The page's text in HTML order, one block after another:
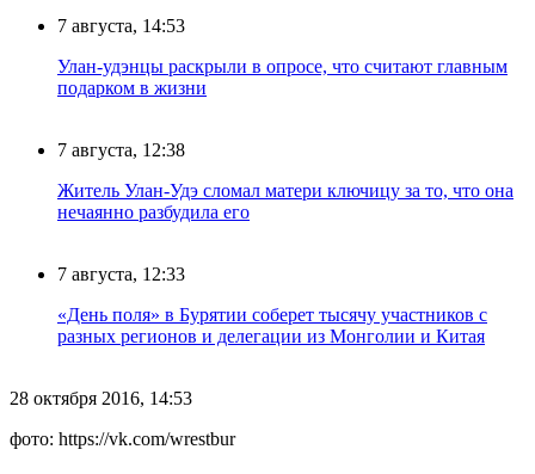
7 августа, 14:53
Улан-удэнцы раскрыли в опросе, что считают главным
подарком в жизни
7 августа, 12:38
Житель Улан-Удэ сломал матери ключицу за то, что она
нечаянно разбудила его
7 августа, 12:33
«День поля» в Бурятии соберет тысячу участников с
разных регионов и делегации из Монголии и Китая
28 октября 2016, 14:53
фото: https://vk.com/wrestbur